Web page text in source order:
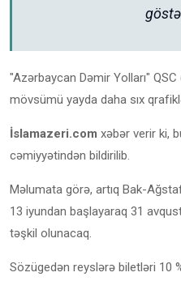
"Azərbaycan Dəmir Yolları"
mövsümü yayda daha sıx
İslamazeri.com xəbər verir ki,
cəmiyyətindən bildirilib.
Məlumata görə, artıq Bak-
13 iyundan başlayaraq 31
təşkil olunacaq.
Sözügedən reyslərə biletləri 10